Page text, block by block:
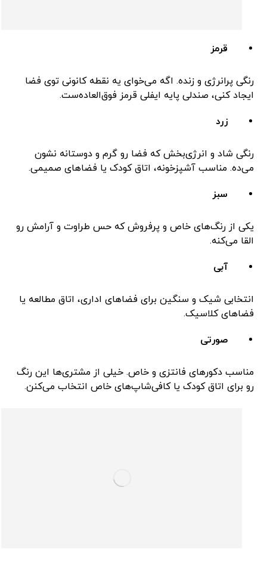
قرمز
رنگی پرانرژی و زنده. اگه می‌خوای یه نقطه کانونی توی فضا
ایجاد کنی، صندلی پایه ایفلی قرمز فوق‌العاده‌ست.
زرد
رنگی شاد و انرژی‌بخش که فضا رو گرم و دوستانه نشون
می‌ده. مناسب آشپزخونه، اتاق کودک یا فضاهای صمیمی.
سبز
یکی از رنگ‌های خاص و پرفروش که حس طراوت و آرامش رو
القا می‌کنه.
آبی
انتخابی شیک و سنگین برای فضاهای اداری، اتاق مطالعه یا
فضاهای کلاسیک.
صورتی
مناسب دکورهای فانتزی و خاص. خیلی از مشتری‌ها این رنگ
رو برای اتاق کودک یا کافی‌شاپ‌های خاص انتخاب می‌کنن.